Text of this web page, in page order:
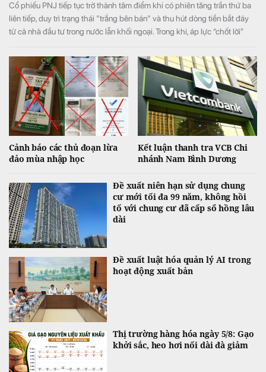
Cổ phiếu PNJ tiếp tục trở thành tâm điểm khi có phiên tăng trần thứ ba
liên tiếp, duy trì trạng thái "trắng bên bán" và thu hút dòng tiền bắt đáy
từ cả nhà đầu tư trong nước lẫn khối ngoại. Trong khi, áp lực “chốt lời”
Cảnh báo các thủ đoạn lừa
đảo mùa nhập học
Kết luận thanh tra VCB Chi
nhánh Nam Bình Dương
Đề xuất niên hạn sử dụng chung
cư mới tối đa 99 năm, không hồi
tố với chung cư đã cấp sổ hồng lâu
dài
Đề xuất luật hóa quản lý AI trong
hoạt động xuất bản
Thị trường hàng hóa ngày 5/8: Gạo
khởi sắc, heo hơi nối dài đà giảm